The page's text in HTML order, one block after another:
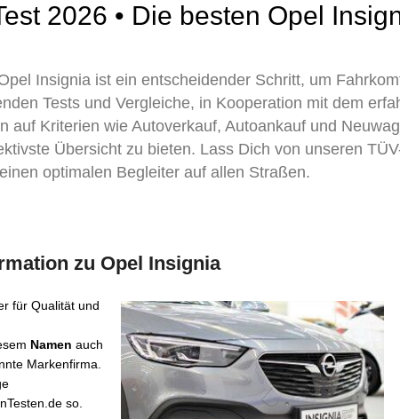
Insignia ist ein entscheidender Schritt, um
Tests und Vergleiche, in Kooperation mit dem
auf Kriterien wie Autoverkauf, Autoankauf und
Übersicht zu bieten. Lass Dich von unseren
optimalen Begleiter auf allen Straßen.
zu Opel Insignia
für Qualität und
Namen auch
Markenfirma.
so.